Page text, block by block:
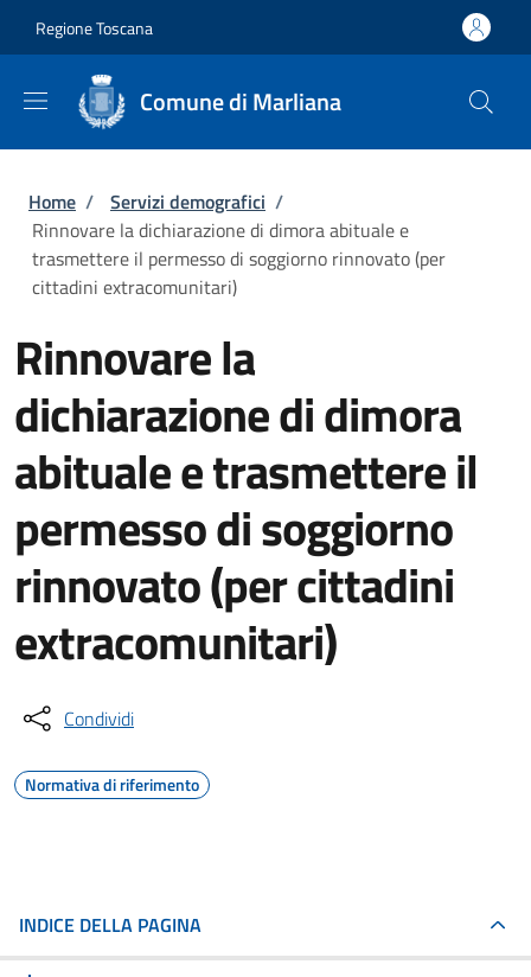
Regione Toscana
Comune di Marliana
Briciole di pane
Home / Servizi demografici /
Rinnovare la dichiarazione di dimora abituale e
trasmettere il permesso di soggiorno rinnovato (per
cittadini extracomunitari)
Rinnovare la
dichiarazione di dimora
abituale e trasmettere il
permesso di soggiorno
rinnovato (per cittadini
extracomunitari)
Condividi
Normativa di riferimento
INDICE DELLA PAGINA